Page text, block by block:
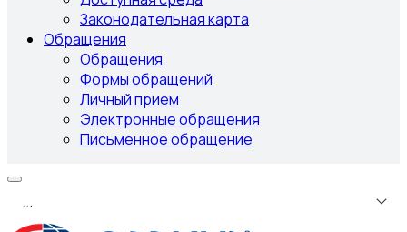
Законодательная карта
Обращения
Обращения
Формы обращений
Личный прием
Электронные обращения
Письменное обращение
...